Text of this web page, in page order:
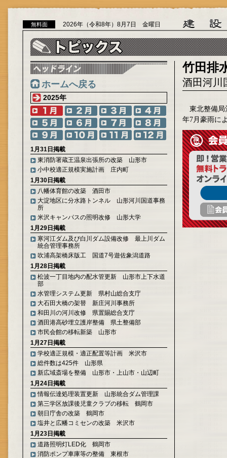
無料面 2026年（令和8年）8月7日 金曜日
ホームへ戻る
2025年
1月31日掲載
東消防署蔵王温泉出張所の改築 山形市
小中校適正規模実施計画 庄内町
1月30日掲載
八幡体育館の改築 酒田市
大淀地区に分水路トンネル 山形河川国道事務
所
米沢キャンパスの照明改修 山形大学
1月29日掲載
寒河江ダム及び白川ダム設備改修 最上川ダム
統合管理事務所
吹浦高架橋床版工 国道7号遊佐象潟道路
1月28日掲載
松波一丁目地内の配水管更新 山形市上下水道
部
水管理システム更新 県村山総合支庁
大石田大橋の架替 新庄河川事務所
和田川の河川改修 県置賜総合支庁
酒田港高砂埋立護岸整備 県土整備部
市民会館の移転新築 山形市
1月27日掲載
学校適正規模・適正配置等計画 米沢市
総件数は425件 山形県
新広域斎場を整備 山形市・上山市・山辺町
1月24日掲載
情報伝達処理装置更新 山形統合ダム管理課
第三学区放課後児童クラブの移転 鶴岡市
朝日庁舎の改築 鶴岡市
塩井と広幡コミセンの改築 米沢市
1月23日掲載
道路照明灯LED化 鶴岡市
消防ポンプ車庫等の整備 東根市
竹田排
酒田河川
東北整備局
年7月豪雨に